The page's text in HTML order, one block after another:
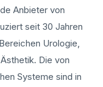
Anbieter von
seit 30 Jahren
Urologie,
Die von
Systeme sind in